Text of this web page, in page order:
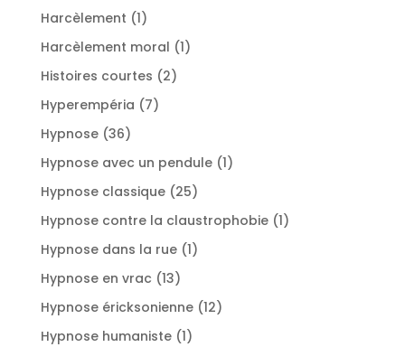
produits
Harcèlement 11
produit
Harcèlement moral 11
Histoires courtes 22
Hyperempéria 77
Hypnose 3636
Hypnose avec un pendule 11
Hypnose classique 2525
produits
Hypnose contre la claustrophobie 11
Hypnose dans la rue 11
Hypnose en vrac 1313
produits
Hypnose éricksonienne 1212
Hypnose humaniste 11